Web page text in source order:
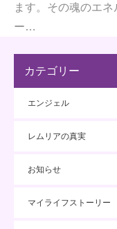
ます。その魂のエ
ー…
カテゴリー
エンジェル
レムリアの真実
お知らせ
マイライフストーリー